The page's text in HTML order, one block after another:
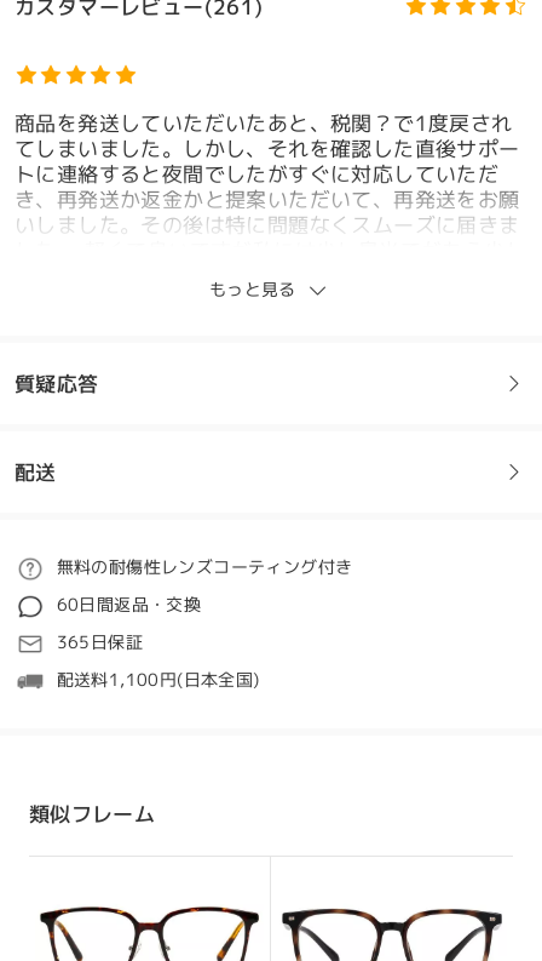
カスタマーレビュー(261)
商品を発送していただいたあと、税関？で1度戻され
てしまいました。しかし、それを確認した直後サポー
トに連絡すると夜間でしたがすぐに対応していただ
き、再発送か返金かと提案いただいて、再発送をお願
いしました。その後は特に問題なくスムーズに届きま
内側だとちょうどいいかなという感じでした。まぁで
もかけてて下がってくるとか外れやすいとかはない
全てのレビューを読む
レビューを書く
もっと見る
質疑応答
フレームについてご質問がある場合は、以下からお問い合わせく
質問する
配送
ご注文
処理時間
5-7営業日
詳細
配送時間
配送
無料の耐傷性レンズコーティング付き
60日間返品・交換
365日保証
配送料1,100円(日本全国)
類似フレーム